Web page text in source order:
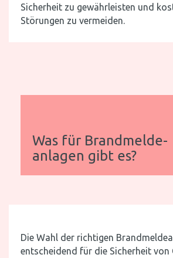
Sicherheit zu gewährleisten und
Störungen zu vermeiden.
Was für Brandmelde-
anlagen gibt es?
Die Wahl der richtigen
entscheidend für die Sicherheit von